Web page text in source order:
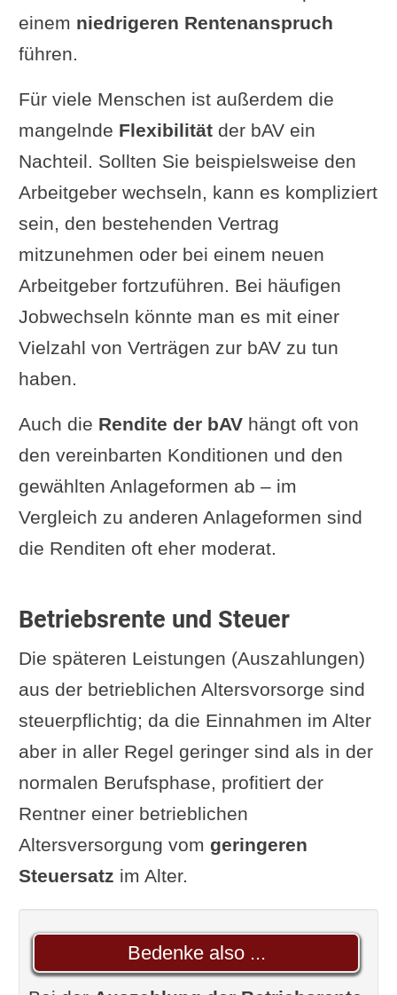
einem niedrigeren Rentenanspruch
führen.
Für viele Menschen ist außerdem die
mangelnde Flexibilitätder bAV ein
Nachteil. Sollten Sie beispielsweise den
Arbeitgeber wechseln, kann es kompliziert
sein, den bestehenden Vertrag
mitzunehmen oder bei einem neuen
Arbeitgeber fortzuführen. Bei häufigen
Jobwechseln könnte man es mit einer
Vielzahl von Verträgen zur bAV zu tun
haben.
Auch die Rendite der bAVhängt oft von
den vereinbarten Konditionen und den
gewählten Anlageformen ab – im
Vergleich zu anderen Anlageformen sind
die Renditen oft eher moderat.
Betriebsrente und Steuer
Die späteren Leistungen (Auszahlungen)
aus der betrieblichen Altersvorsorge sind
steuerpflichtig; da die Einnahmen im Alter
aber in aller Regel geringer sind als in der
normalen Berufsphase, profitiert der
Rentner einer betrieblichen
Altersversorgung vom geringeren
Steuersatz im Alter.
Bedenke also ...